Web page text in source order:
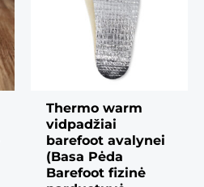
Thermo warm
vidpadžiai
barefoot avalynei
(Basa Pėda
Barefoot fizinė